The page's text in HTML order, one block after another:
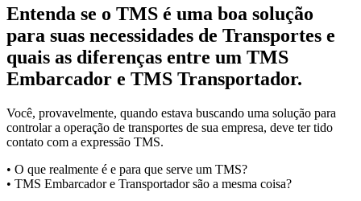
Entenda se o TMS é uma boa solução
para suas necessidades de Transportes e
quais as diferenças entre um TMS
Embarcador e TMS Transportador.
Você, provavelmente, quando estava buscando uma solução para
controlar a operação de transportes de sua empresa, deve ter tido
contato com a expressão TMS.
• O que realmente é e para que serve um TMS?
• TMS Embarcador e Transportador são a mesma coisa?